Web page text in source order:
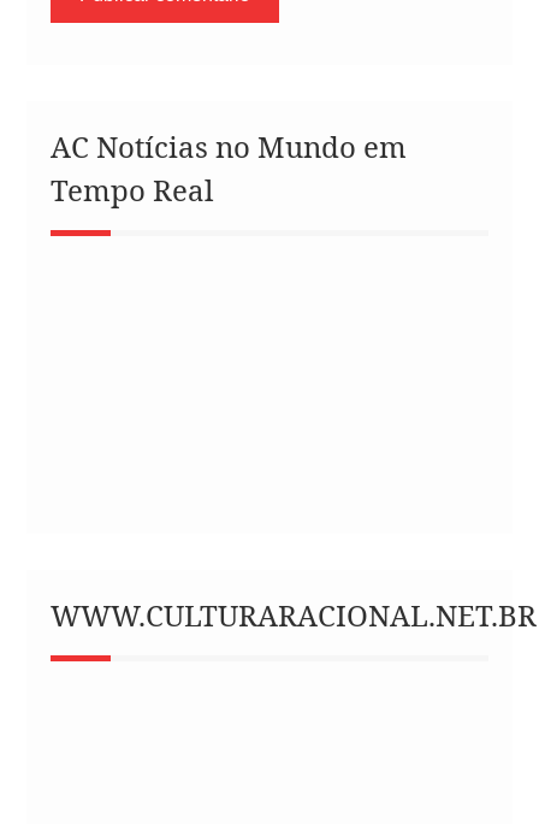
AC Notícias no Mundo em
Tempo Real
WWW.CULTURARACIONAL.NET.BR